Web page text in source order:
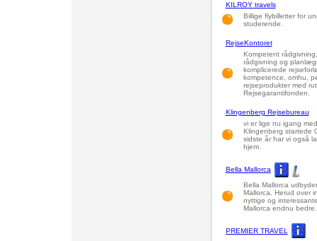
KILROY travels
Billige flybilletter for
studerende.
RejseKontoret
Kompetent
rådgivning og
komplicerede
kompetence, omhu,
rejseprodukter med
Rejsegarantifonden.
Klingenberg Rejsebureau
vi er lige nu igang
Klingenberg startede
sidste år har vi også
hjem.
Bella Mallorca
Bella Mallorca
Mallorca. Herud over
nyttige og
Mallorca endnu bedre.
PREMIER TRAVEL